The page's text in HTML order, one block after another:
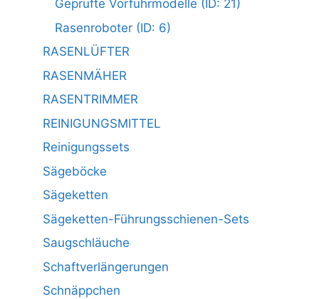
Geprüfte Vorführmodelle (ID: 21)
Rasenroboter (ID: 6)
RASENLÜFTER
RASENMÄHER
RASENTRIMMER
REINIGUNGSMITTEL
Reinigungssets
Sägeböcke
Sägeketten
Sägeketten-Führungsschienen-Sets
Saugschläuche
Schaftverlängerungen
Schnäppchen